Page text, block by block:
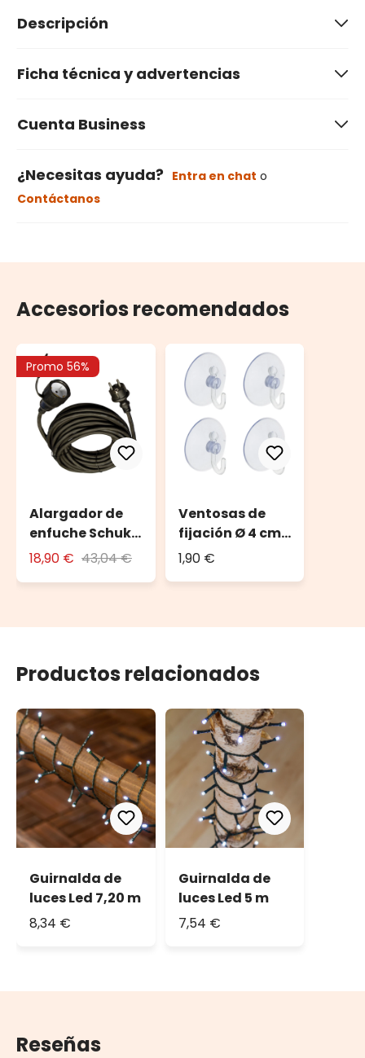
Descripción
Ficha técnica y advertencias
Cuenta Business
¿Necesitas ayuda? Entra en chat o
Contáctanos
Accesorios recomendados
Promo 56%
Alargador de
enfuche Schuko
10 m
18,90 € 43,04 €
Ventosas de
fijación Ø 4 cm
(set de 4)
1,90 €
Productos relacionados
Guirnalda de
luces Led 7,20 m
8,34 €
Guirnalda de
luces Led 5 m
7,54 €
Reseñas